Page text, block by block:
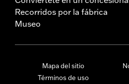
Recorridos por la fábrica
Museo
Mapa del sitio
Términos de uso